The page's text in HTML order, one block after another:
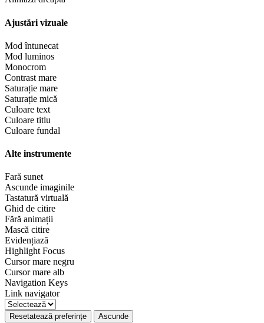
Ajustări vizuale
Mod întunecat
Mod luminos
Monocrom
Contrast mare
Saturație mare
Saturație mică
Culoare text
Culoare titlu
Culoare fundal
Alte instrumente
Fară sunet
Ascunde imaginile
Tastatură virtuală
Ghid de citire
Fără animații
Mască citire
Evidențiază
Highlight Focus
Cursor mare negru
Cursor mare alb
Navigation Keys
Link navigator
Resetatează preferințe Ascunde